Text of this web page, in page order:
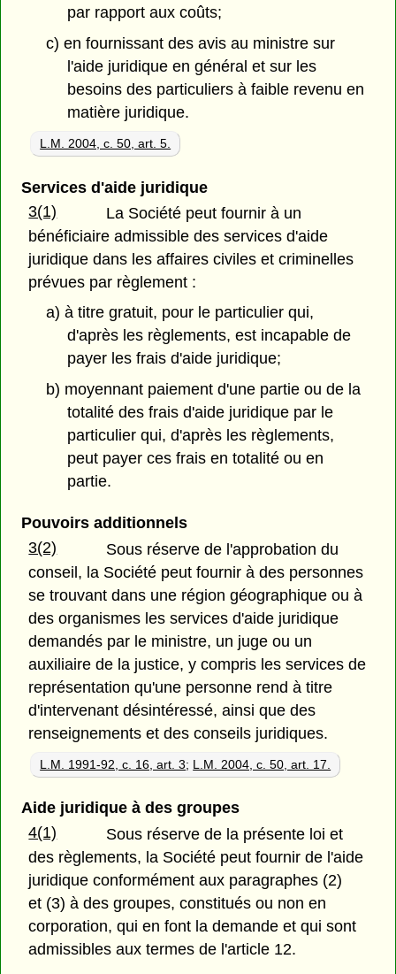
par rapport aux coûts;
c) en fournissant des avis au ministre sur
l'aide juridique en général et sur les
besoins des particuliers à faible revenu en
matière juridique.
L.M. 2004, c. 50, art. 5.
Services d'aide juridique
3(1)
La Société peut fournir à un
bénéficiaire admissible des services d'aide
juridique dans les affaires civiles et criminelles
prévues par règlement :
a) à titre gratuit, pour le particulier qui,
d'après les règlements, est incapable de
payer les frais d'aide juridique;
b) moyennant paiement d'une partie ou de la
totalité des frais d'aide juridique par le
particulier qui, d'après les règlements,
peut payer ces frais en totalité ou en
partie.
Pouvoirs additionnels
3(2)
Sous réserve de l'approbation du
conseil, la Société peut fournir à des personnes
se trouvant dans une région géographique ou à
des organismes les services d'aide juridique
demandés par le ministre, un juge ou un
auxiliaire de la justice, y compris les services de
représentation qu'une personne rend à titre
d'intervenant désintéressé, ainsi que des
renseignements et des conseils juridiques.
L.M. 1991-92, c. 16, art. 3; L.M. 2004, c. 50, art. 17.
Aide juridique à des groupes
4(1)
Sous réserve de la présente loi et
des règlements, la Société peut fournir de l'aide
juridique conformément aux paragraphes (2)
et (3) à des groupes, constitués ou non en
corporation, qui en font la demande et qui sont
admissibles aux termes de l'article 12.